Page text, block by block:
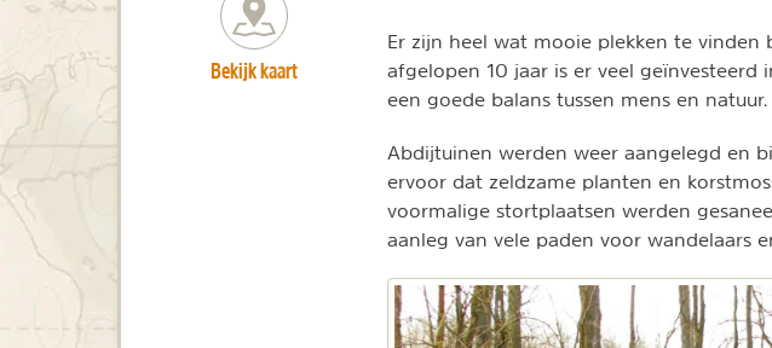
Er zijn heel wat mooie plekken te
afgelopen 10 jaar is er veel
een goede balans tussen mens en natuur.
Abdijtuinen werden weer aangelegd en
ervoor dat zeldzame planten en
voormalige stortplaatsen werden
aanleg van vele paden voor wandelaars
Bekijk kaart